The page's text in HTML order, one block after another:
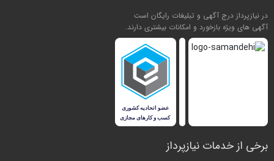
در نیازپرداز درج آگهی و تبلیغات رایگان است
آگهی های ویژه بازخورد و امکانات بیشتری دارند.
برخی از خدمات نیازپرداز